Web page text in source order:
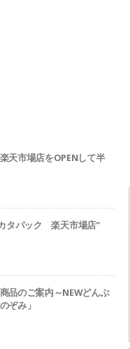
天市場店をOPENして半
カタパック 楽天市場店”
品のご案内～NEWどんぶ
ぞみ」